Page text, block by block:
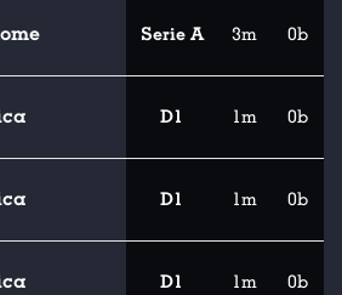
Serie A 3m 0b
D1 1m 0b
D1 1m 0b
D1 1m 0b